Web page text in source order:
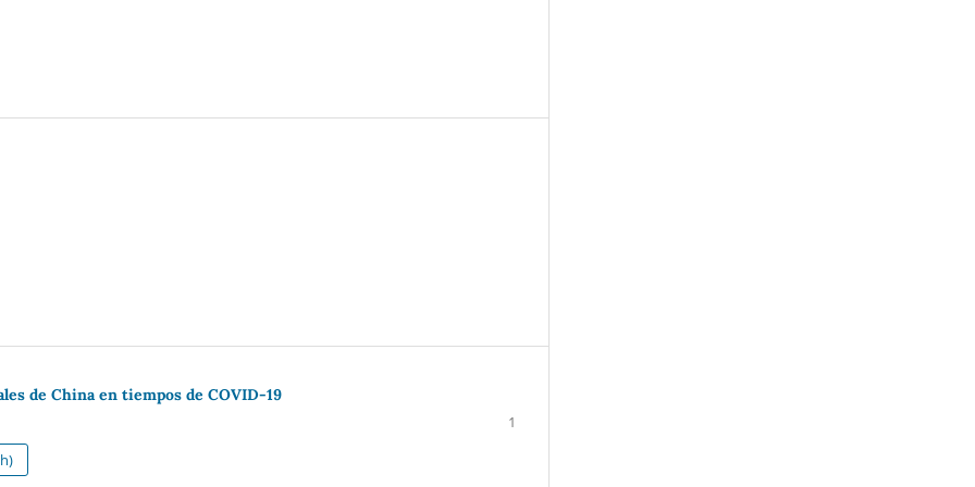
de China en tiempos de COVID-19
1